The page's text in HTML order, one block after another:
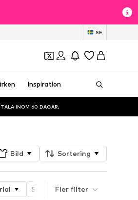
SE
Inspiration
INOM 60 DAGAR.
Bild Sortering
Specialstorlekar
Fler filter